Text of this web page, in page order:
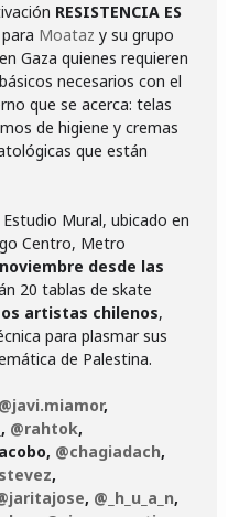
RESISTENCIA ES
para Moataz y su grupo
Gaza quienes requieren
necesarios con el
que se acerca: telas
de higiene y cremas
que están
Mural, ubicado en
Centro, Metro
desde las
20 tablas de skate
artistas chilenos,
para plasmar sus
de Palestina.
@javi.miamor,
, @rahtok,
@chagiadach,
,
, @_h_u_a_n,